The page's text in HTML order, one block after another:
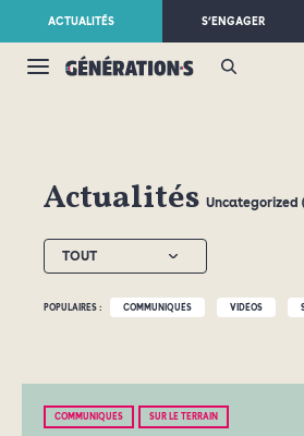
ACTUALITÉS S’ENGAGER
Actualités Uncategorized
TOUT
POPULAIRES : COMMUNIQUÉS VIDÉOS
COMMUNIQUÉS SUR LE TERRAIN